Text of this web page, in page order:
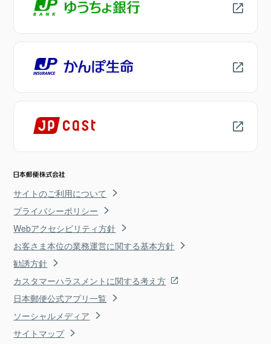
サイトのご利用について
プライバシーポリシー
Webアクセシビリティ方針
お客さま本位の業務運営に関する基本方針
勧誘方針
カスタマーハラスメントに関する考え方
日本郵便公式アプリ一覧
ソーシャルメディア
サイトマップ